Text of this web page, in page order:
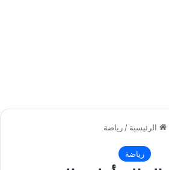
الرئيسية / رياضة
رياضة